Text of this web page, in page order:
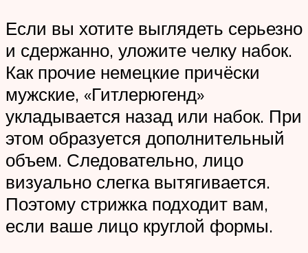
Если вы хотите выглядеть серьезно
и сдержанно, уложите челку набок.
Как прочие немецкие причёски
мужские, «Гитлерюгенд»
укладывается назад или набок. При
этом образуется дополнительный
объем. Следовательно, лицо
визуально слегка вытягивается.
Поэтому стрижка подходит вам,
если ваше лицо круглой формы.